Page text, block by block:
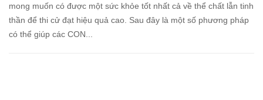
mong muốn có được một sức khỏe tốt nhất cả về thể chất lẫn tinh
thần để thi cử đạt hiệu quả cao. Sau đây là một số phương pháp
có thể giúp các CON...